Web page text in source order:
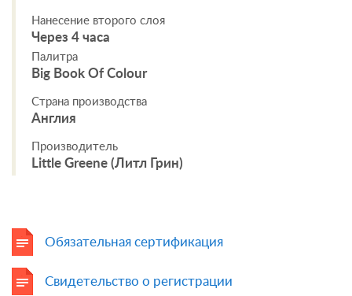
Нанесение второго слоя
Через 4 часа
Палитра
Big Book Of Colour
Страна производства
Англия
Производитель
Little Greene (Литл Грин)
Обязательная сертификация
Свидетельство о регистрации